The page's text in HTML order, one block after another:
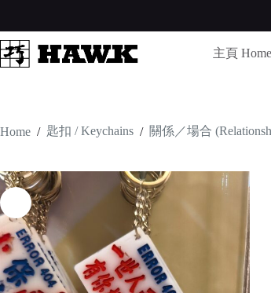
content
主頁 Home
Home / 匙扣 / Keychains / 關係／場合